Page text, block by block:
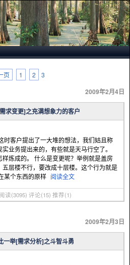
页 1 2 3
2009年2月4日
求变更]之充满想象力的客户
时客户提出了一大堆的想法，我们姑且称
业务提出来的，有些就是天马行空了。
炼成的。 什么是变更呢？举例就是盖房
层楼不行，要改成十层楼。这个行为就是
某个东西的原样 阅读全文
阅读(3095) 评论(15) 推荐(1)
2009年2月3日
一举[需求分析]之斗智斗勇